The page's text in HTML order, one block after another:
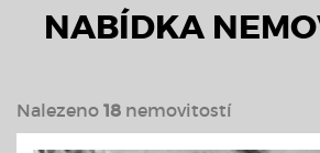
NABÍDKA
Nalezeno 18 nemovitostí